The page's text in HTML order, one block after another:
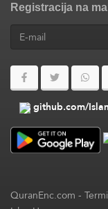
Registracija na
github.com/
QuranEnc.com-